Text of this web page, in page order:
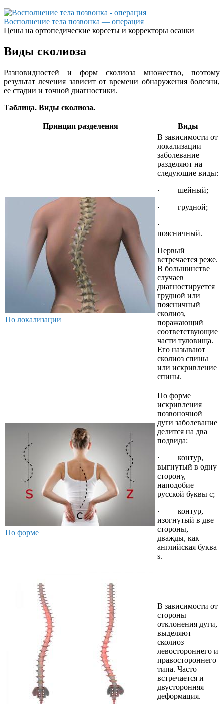
Восполнение тела позвонка — операция
Цены на ортопедические корсеты и корректоры осанки
Виды сколиоза
Разновидностей и форм сколиоза множество, поэтому
результат лечения зависит от времени обнаружения болезни,
ее стадии и точной диагностики.
Таблица. Виды сколиоза.
Принцип разделения Виды
По локализации
В зависимости от
локализации
заболевание
разделяют на
следующие виды:
· шейный;
· грудной;
·
поясничный.
Первый
встречается реже.
В большинстве
случаев
диагностируется
грудной или
поясничный
сколиоз,
поражающий
соответствующие
части туловища.
Его называют
сколиоз спины
или искривление
спины.
По форме
По форме
искривления
позвоночной
дуги заболевание
делится на два
подвида:
· контур,
выгнутый в одну
сторону,
наподобие
русской буквы с;
· контур,
изогнутый в две
стороны,
дважды, как
английская буква
s.
В зависимости от
стороны
отклонения дуги,
выделяют
сколиоз
левостороннего и
правостороннего
типа. Часто
встречается и
двусторонняя
деформация.